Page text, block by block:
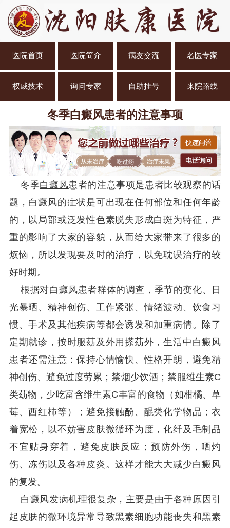
医院首页 医院简介 病友交流 名医专家
权威技术 询问专家 自助挂号 来院路线
冬季白癜风患者的注意事项
冬季白癜风患者的注意事项是患者比较观察的话
题，白癜风的症状是可出现在任何部位和任何年龄
的，以局部或泛发性色素脱失形成白斑为特征，严
重的影响了大家的容貌，从而给大家带来了很多的
烦恼，所以发现要及时的治疗，以免耽误治疗的较
好时期。
根据对白癜风患者群体的调查，季节的变化、日
光暴晒、精神创伤、工作紧张、情绪波动、饮食习
惯、手术及其他疾病等都会诱发和加重病情。除了
定期就诊，按时服苭及外用搽苭外，生活中白癜风
患者还需注意：保持心情愉快、性格开朗，避免精
神创伤、避免过度劳累；禁烟少饮酒；禁服维生素C
类苭物，少吃富含维生素C丰富的食物（如柑橘、草
莓、西红柿等）；避免接触酚、醌类化学物品；衣
着宽松，以不妨害皮肤微循环为度，化纤及毛制品
不宜贴身穿着，避免皮肤反应；预防外伤，晒灼
伤、冻伤以及各种皮炎。这样才能大大减少白癜风
的复发。
白癜风发病机理很复杂，主要是由于各种原因引
起皮肤的微环境异常导致黑素细胞功能丧失和黑素